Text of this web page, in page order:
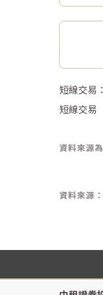
短線交易：
短線交易
資料來源
資料來源